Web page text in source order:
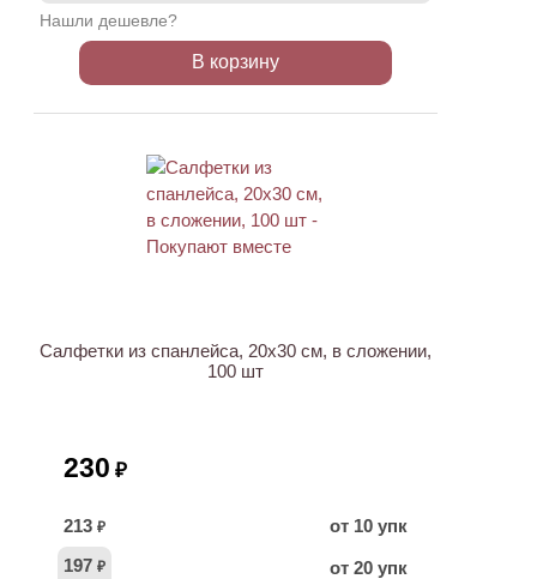
Нашли дешевле?
В корзину
Салфетки из спанлейса, 20х30 см, в сложении,
100 шт
230 ₽
213 ₽
от 10 упк
197 ₽ от 20 упк